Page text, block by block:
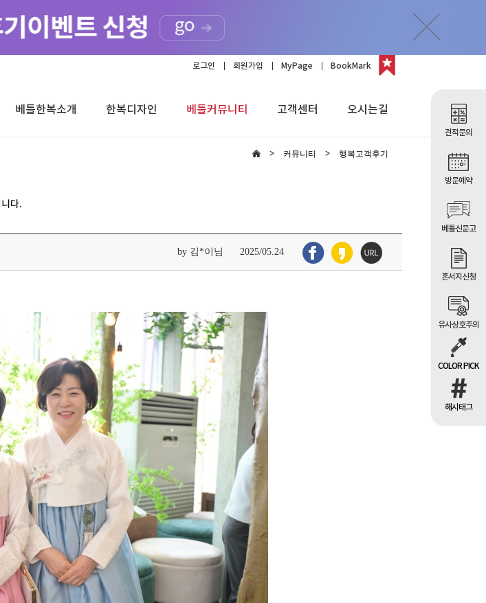
로그인 회원가입 MyPage BookMark
베틀한복소개 한복디자인 베틀커뮤니티 고객센터 오시는길
견적문의
방문예약
베틀신문고
혼서지신청
유사상호주의
COLOR PICK
해시태그
커뮤니티 행복고객후기
다.
by 김*이님 2025/05.24